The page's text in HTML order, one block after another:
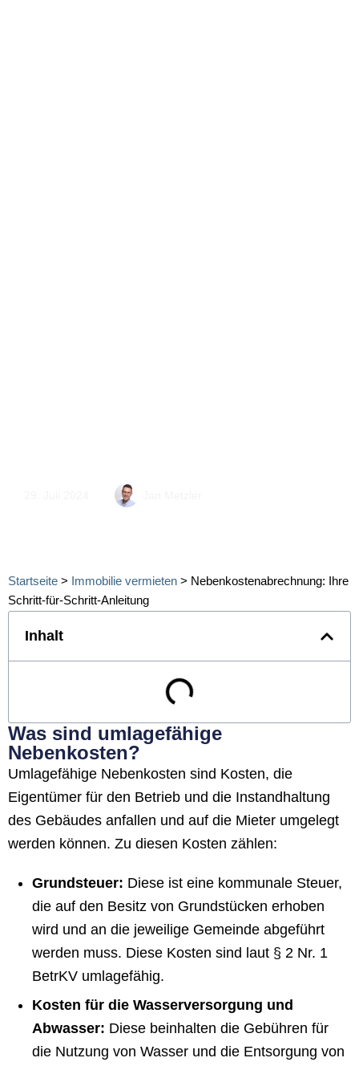
Startseite > Immobilie vermieten > Nebenkostenabrechnung: Ihre
Schritt-für-Schritt-Anleitung
Inhalt
Was sind umlagefähige
Nebenkosten?
Umlagefähige Nebenkosten sind Kosten, die
Eigentümer für den Betrieb und die Instandhaltung
des Gebäudes anfallen und auf die Mieter umgelegt
werden können. Zu diesen Kosten zählen:
Grundsteuer: Diese ist eine kommunale Steuer,
die auf den Besitz von Grundstücken erhoben
wird und an die jeweilige Gemeinde abgeführt
werden muss. Diese Kosten sind laut § 2 Nr. 1
BetrKV umlagefähig.
Kosten für die Wasserversorgung und
Abwasser: Diese beinhalten die Gebühren für
die Nutzung von Wasser und die Entsorgung von